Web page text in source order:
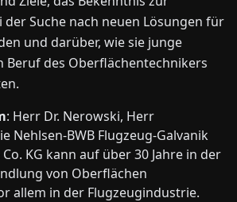
Suche nach neuen Lösungen für
und darüber, wie sie junge
Beruf des Oberflächentechnikers
: Herr Dr. Nerowski, Herr
Nehlsen-BWB Flugzeug-Galvanik
KG kann auf über 30 Jahre in der
von Oberflächen
allem in der Flugzeugindustrie.